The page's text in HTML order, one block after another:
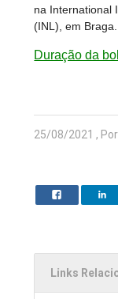
na International
(INL), em Braga.
Duração da
25/08/2021 ,
Links